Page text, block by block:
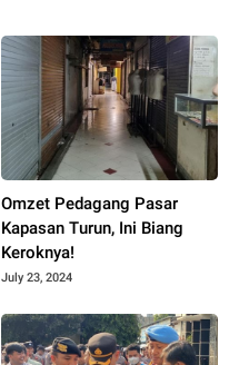
Omzet Pedagang Pasar
Kapasan Turun, Ini Biang
Keroknya!
July 23, 2024